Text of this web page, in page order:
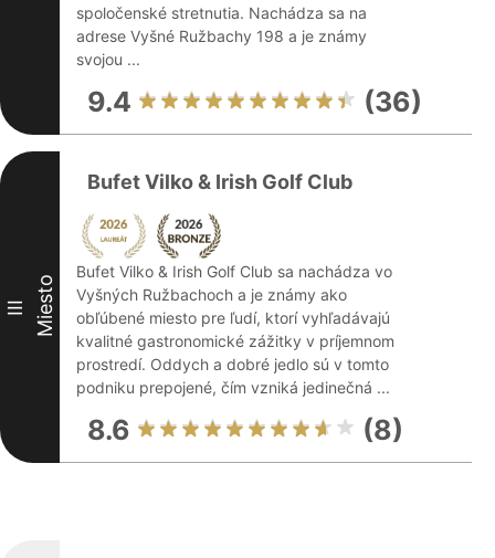
spoločenské stretnutia. Nachádza sa na
adrese Vyšné Ružbachy 198 a je známy
svojou ...
9.4 (36)
III Miesto
Bufet Vilko & Irish Golf Club
Bufet Vilko & Irish Golf Club sa nachádza vo
Vyšných Ružbachoch a je známy ako
obľúbené miesto pre ľudí, ktorí vyhľadávajú
kvalitné gastronomické zážitky v príjemnom
prostredí. Oddych a dobré jedlo sú v tomto
podniku prepojené, čím vzniká jedinečná ...
8.6 (8)